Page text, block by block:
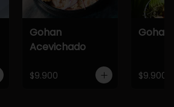
Gohan
Acevichado
$9.900
Gohan
$9.900